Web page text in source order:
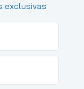
exclusivas